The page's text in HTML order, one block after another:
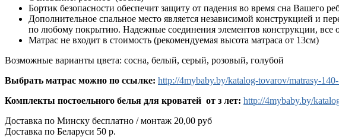
Бортик безопасности обеспечит защиту от падения во время сна Вашего
Дополнительное спальное место является независимой конструкцией и
по любому покрытию. Надежные соединения элементов конструкции, все
Матрас не входит в стоимость (рекомендуемая высота матраса от 13см)
Возможные варианты цвета: сосна, белый, серый, розовый, голубой
Выбрать матрас можно по ссылке: http://4mybaby.by/katalog-tovarov/matrasy-
Комплекты постоельного белья для кроватей от з лет: http://4mybaby.by/
Доставка по Минску бесплатно / монтаж 20,00 руб
Доставка по Беларуси 50 р.